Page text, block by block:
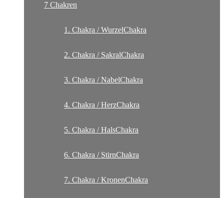
7 Chakren
1. Chakra / WurzelChakra
2. Chakra / SakralChakra
3. Chakra / NabelChakra
4. Chakra / HerzChakra
5. Chakra / HalsChakra
6. Chakra / StirnChakra
7. Chakra / KronenChakra